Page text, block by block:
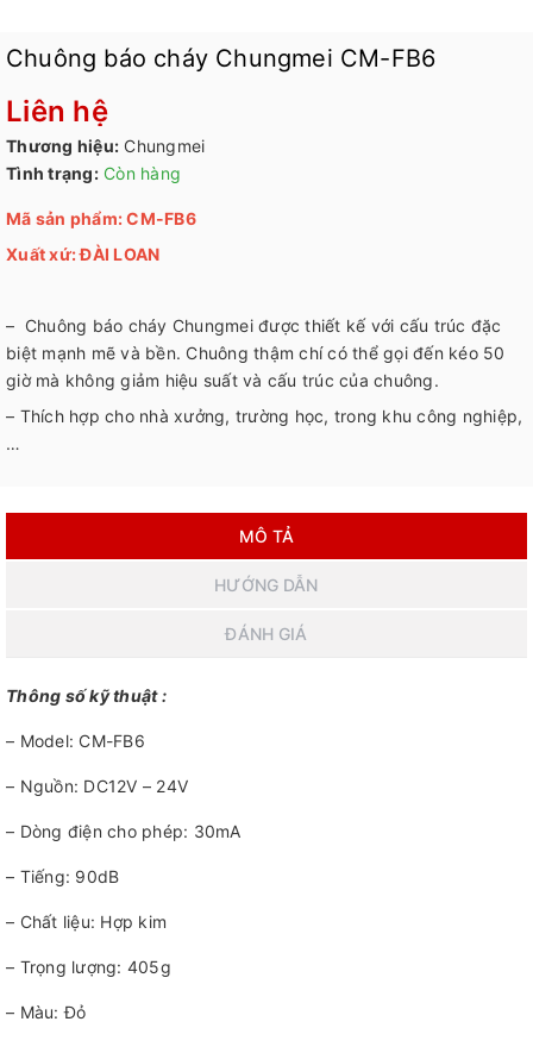
Chuông báo cháy Chungmei CM-FB6
Liên hệ
Thương hiệu: Chungmei
Tình trạng: Còn hàng
Mã sản phẩm: CM-FB6
Xuất xứ: ĐÀI LOAN
– Chuông báo cháy Chungmei được thiết kế với cấu trúc đặc
biệt mạnh mẽ và bền. Chuông thậm chí có thể gọi đến kéo 50
giờ mà không giảm hiệu suất và cấu trúc của chuông.
– Thích hợp cho nhà xưởng, trường học, trong khu công nghiệp,
…
MÔ TẢ
HƯỚNG DẪN
ĐÁNH GIÁ
Thông số kỹ thuật :
– Model: CM-FB6
– Nguồn: DC12V – 24V
– Dòng điện cho phép: 30mA
– Tiếng: 90dB
– Chất liệu: Hợp kim
– Trọng lượng: 405g
– Màu: Đỏ